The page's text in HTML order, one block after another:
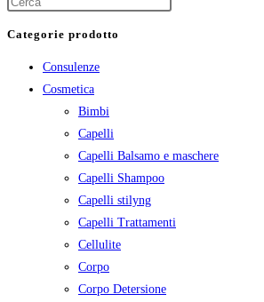
Categorie prodotto
Consulenze
Cosmetica
Bimbi
Capelli
Capelli Balsamo e maschere
Capelli Shampoo
Capelli stilyng
Capelli Trattamenti
Cellulite
Corpo
Corpo Detersione